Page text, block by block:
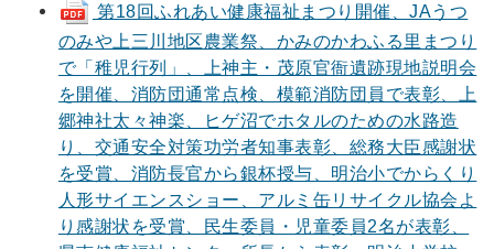
第18回ふれあい健康福祉まつり開催、JAうつ
のみや上三川地区農業祭、かみのかわふる里まつり
で「稚児行列」、上神主・茂原官衙遺跡現地説明会
を開催、消防団通常点検、模範消防団員で表彰、上
郷神社太々神楽、ヒゲ沼でホタルのための水路造
り、交通安全対策功労者知事表彰、総務大臣感謝状
を受賞、消防長官から銀杯授与、明治小でからくり
人形サイエンスショー、アルミ缶リサイクル協会よ
り感謝状を受賞、民生委員・児童委員2名が表彰、